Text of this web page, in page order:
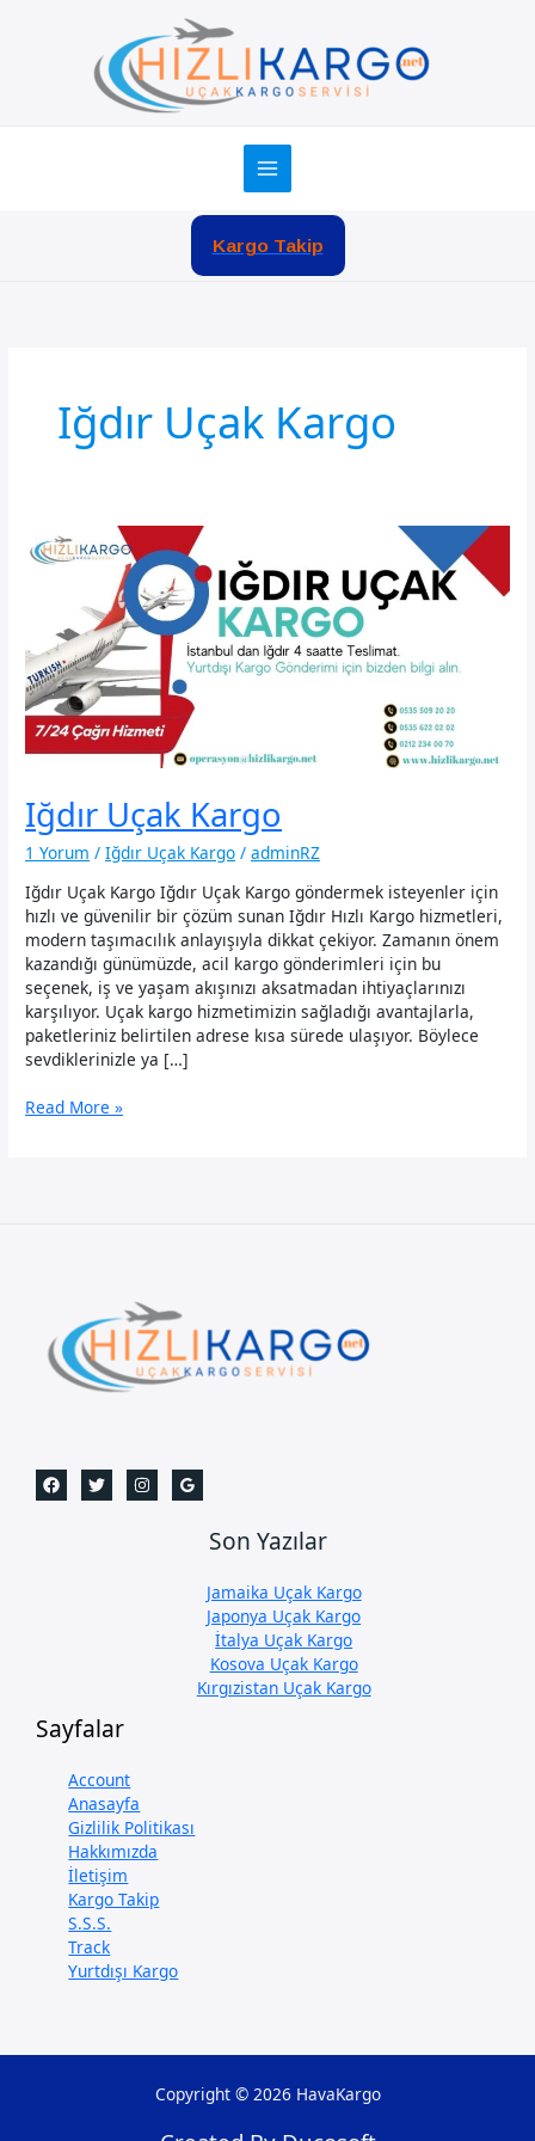
Kargo Takip
Iğdır Uçak Kargo
Iğdır Uçak Kargo
1 Yorum /Iğdır Uçak Kargo /adminRZ
Iğdır Uçak Kargo Iğdır Uçak Kargo göndermek isteyenler için
hızlı ve güvenilir bir çözüm sunan Iğdır Hızlı Kargo hizmetleri,
modern taşımacılık anlayışıyla dikkat çekiyor. Zamanın önem
kazandığı günümüzde, acil kargo gönderimleri için bu
seçenek, iş ve yaşam akışınızı aksatmadan ihtiyaçlarınızı
karşılıyor. Uçak kargo hizmetimizin sağladığı avantajlarla,
paketleriniz belirtilen adrese kısa sürede ulaşıyor. Böylece
sevdiklerinizle ya […]
Iğdır
Read More »
Son Yazılar
Jamaika Uçak Kargo
Japonya Uçak Kargo
İtalya Uçak Kargo
Kosova Uçak Kargo
Kırgızistan Uçak Kargo
Sayfalar
Account
Anasayfa
Gizlilik Politikası
Hakkımızda
İletişim
Kargo Takip
S.S.S.
Track
Yurtdışı Kargo
Copyright © 2026 HavaKargo